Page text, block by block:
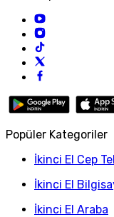
Popüler Kategoriler
İkinci El Cep
İkinci El
İkinci El Araba